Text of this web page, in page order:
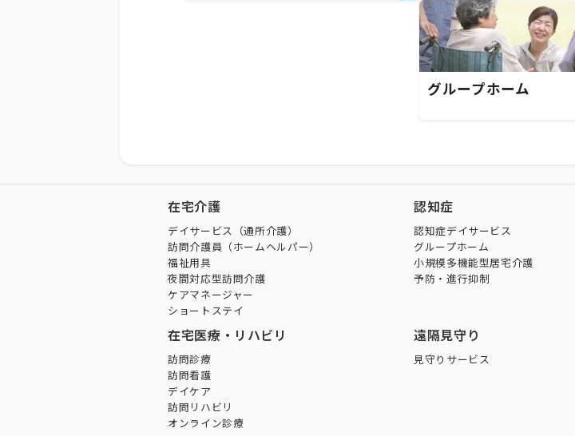
グループホーム
在宅介護
デイサービス（通所介護）
訪問介護員（ホームヘルパー）
福祉用具
夜間対応型訪問介護
ケアマネージャー
ショートステイ
認知症
認知症デイサービス
グループホーム
小規模多機能型居宅介護
予防・進行抑制
在宅医療・リハビリ
訪問診療
訪問看護
デイケア
訪問リハビリ
オンライン診療
遠隔見守り
見守りサービス